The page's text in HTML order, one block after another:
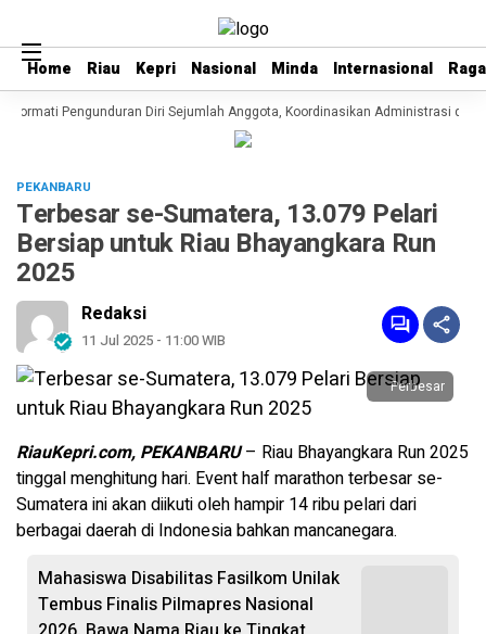
Home Riau Kepri Nasional Minda Internasional
Home Riau Kepri Nasional Minda Internasional
Hormati Pengunduran Diri Sejumlah Anggota, Koordinasikan Administrasi
PEKANBARU
Terbesar se-Sumatera, 13.079 Pelari
Bersiap untuk Riau Bhayangkara Run
2025
Redaksi
11 Jul 2025 - 11:00 WIB
Perbesar
RiauKepri.com, PEKANBARU– Riau Bhayangkara Run 2025
tinggal menghitung hari. Event half marathon terbesar se-
Sumatera ini akan diikuti oleh hampir 14 ribu pelari dari
berbagai daerah di Indonesia bahkan mancanegara.
Mahasiswa Disabilitas Fasilkom Unilak
Tembus Finalis Pilmapres Nasional